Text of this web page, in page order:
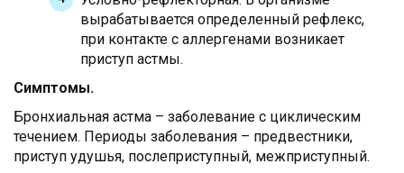
вырабатывается определенный рефлекс,
при контакте с аллергенами возникает
приступ астмы.
Симптомы.
Бронхиальная астма – заболевание с циклическим
течением. Периоды заболевания – предвестники,
приступ удушья, послеприступный, межприступный.